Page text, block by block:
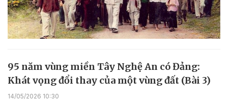
95 năm vùng miền Tây Nghệ An có Đảng:
Khát vọng đổi thay của một vùng đất (Bài 3)
14/05/2026 10:30